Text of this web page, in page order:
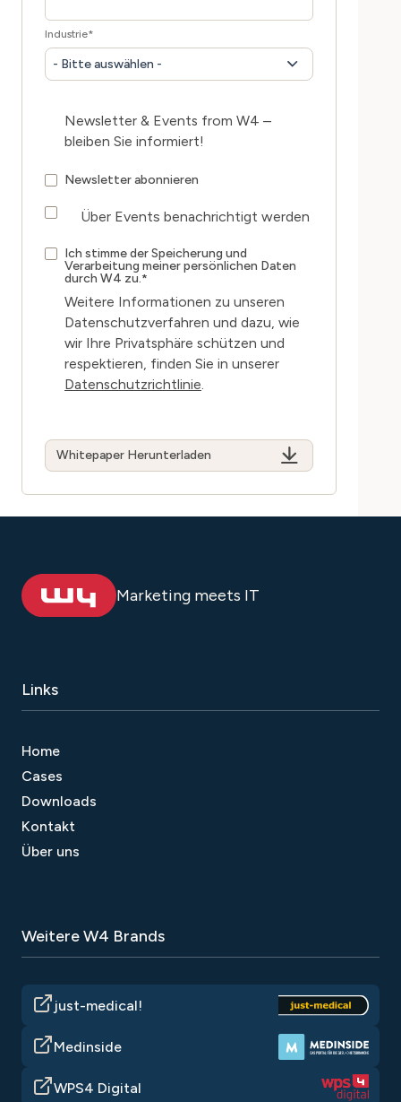
Industrie*
- Bitte auswählen -
Newsletter & Events from W4 –
bleiben Sie informiert!
Newsletter abonnieren
Über Events benachrichtigt werden
Ich stimme der Speicherung und
Verarbeitung meiner persönlichen Daten
durch W4 zu.*
Weitere Informationen zu unseren
Datenschutzverfahren und dazu, wie
wir Ihre Privatsphäre schützen und
respektieren, finden Sie in unserer
Datenschutzrichtlinie
Marketing meets IT
Links
Home
Cases
Downloads
Kontakt
Über uns
Weitere W4 Brands
just-medical!
Medinside
WPS4 Digital